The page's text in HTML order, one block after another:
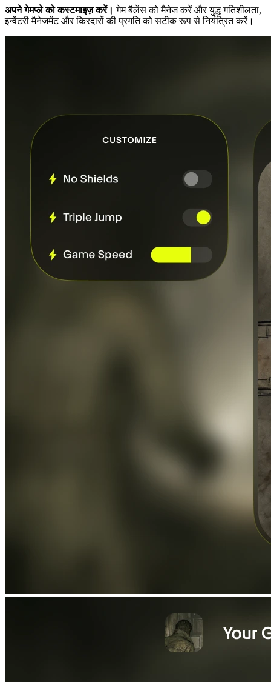
अपने गेमप्ले को कस्टमाइज़ करें। गेम बैलेंस को मैनेज करें और युद्ध गतिशीलता,
इन्वेंटरी मैनेजमेंट और किरदारों की प्रगति को सटीक रूप से नियंत्रित करें।